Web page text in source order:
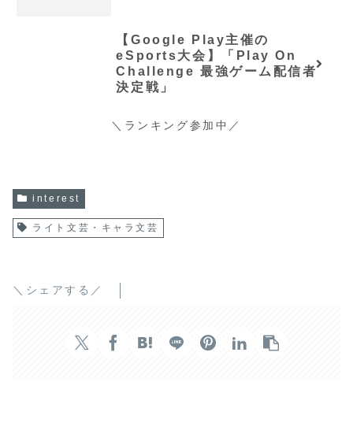
【Google Play主催の
eSports大会】「Play On
Challenge 最強ゲーム配信者
決定戦」
＼ランキング参加中／
interest
ライト文芸・キャラ文芸
＼シェアする／